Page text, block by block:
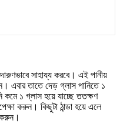
সাহায্য করবে। এই পানীয়
এবার তাতে দেড় গ্লাস পানিতে ১
কমে ১ গ্লাস হয়ে যাচ্ছে ততক্ষণ
করুন। কিছুটা ঠান্ডা হয়ে এলে
করুন।